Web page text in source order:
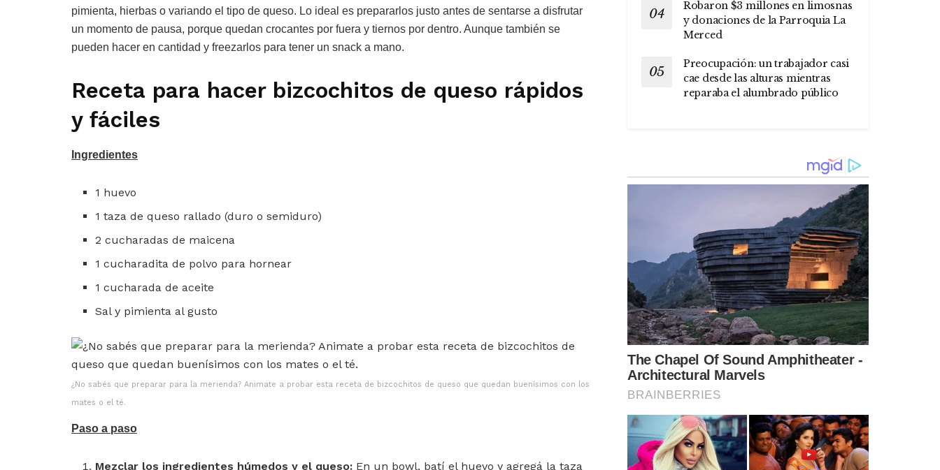
pimienta, hierbas o variando el tipo de queso. Lo ideal es prepararlos justo antes de sentarse a disfrutar
un momento de pausa, porque quedan crocantes por fuera y tiernos por dentro. Aunque también se
pueden hacer en cantidad y freezarlos para tener un snack a mano.
Receta para hacer bizcochitos de queso rápidos
y fáciles
Ingredientes
1 huevo
1 taza de queso rallado (duro o semiduro)
2 cucharadas de maicena
1 cucharadita de polvo para hornear
1 cucharada de aceite
Sal y pimienta al gusto
¿No sabés que preparar para la merienda? Animate a probar esta receta de bizcochitos de queso que quedan buenísimos con los
mates o el té.
Paso a paso
Mezclar los ingredientes húmedos y el queso: En un bowl, batí el huevo y agregá la taza
Robaron $3 millones en limosnas
y donaciones de la Parroquia La
Merced
Preocupación: un trabajador casi
cae desde las alturas mientras
reparaba el alumbrado público